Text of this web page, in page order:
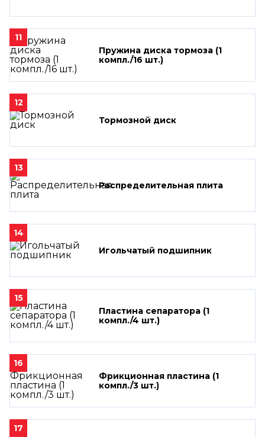
11
Пружина диска тормоза (1
компл./16 шт.)
12
Тормозной диск
13
Распределительная плита
14
Игольчатый подшипник
15
Пластина сепаратора (1
компл./4 шт.)
16
Фрикционная пластина (1
компл./3 шт.)
17